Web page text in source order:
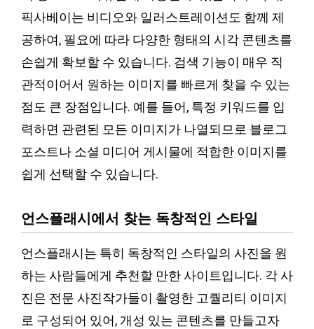
픽사베이는 비디오와 일러스트레이션도 함께 제
공하여, 필요에 따라 다양한 형태의 시각 콘텐츠를
손쉽게 확보할 수 있습니다. 검색 기능이 매우 직
관적이어서 원하는 이미지를 빠르게 찾을 수 있는
점도 큰 장점입니다. 예를 들어, 특정 키워드를 입
력하면 관련된 모든 이미지가 나열되므로 블로그
포스트나 소셜 미디어 게시물에 적합한 이미지를
쉽게 선택할 수 있습니다.
언스플래시에서 찾는 독창적인 스타일
언스플래시는 특히 독창적인 스타일의 사진을 원
하는 사람들에게 추천할 만한 사이트입니다. 각 사
진은 전문 사진작가들이 촬영한 고퀄리티 이미지
로 구성되어 있어, 개성 있는 콘텐츠를 만들고자